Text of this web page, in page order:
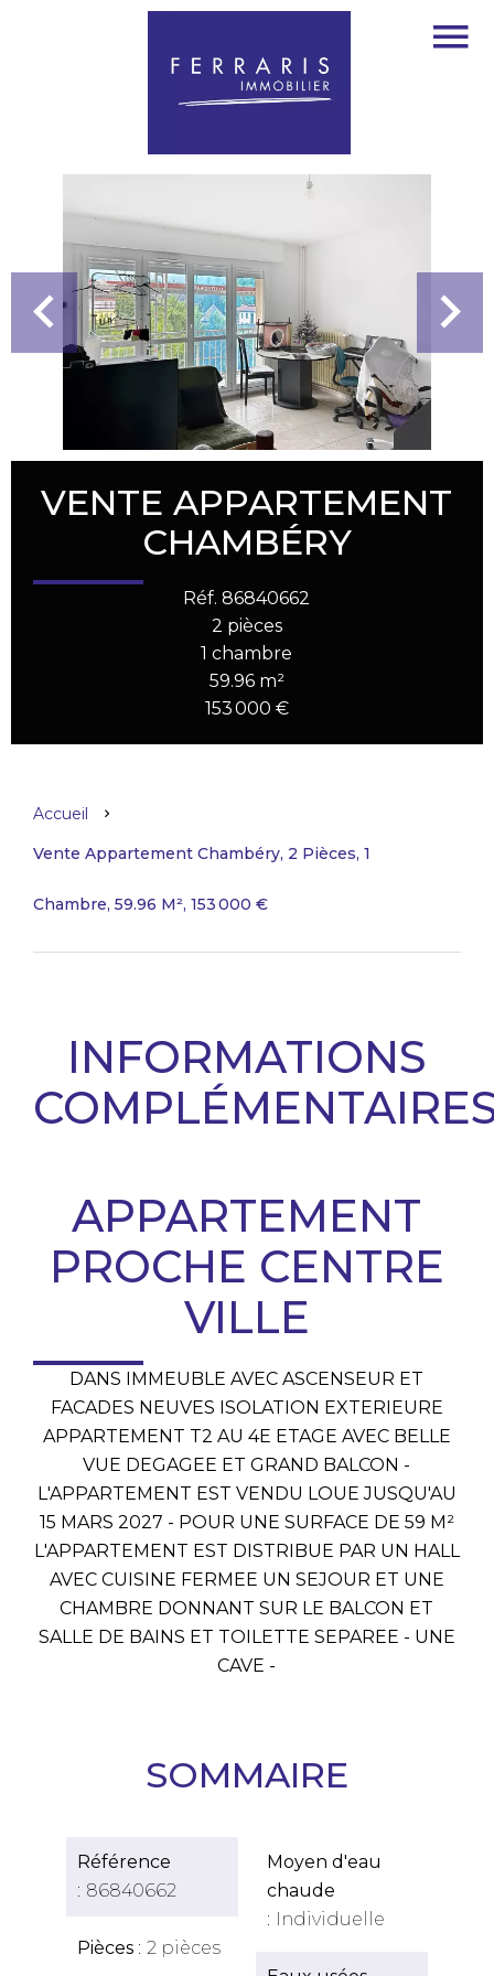
VENTE APPARTEMENT
CHAMBÉRY
Réf. 86840662
2 pièces
1 chambre
59.96 m²
153 000 €
Accueil
Vente Appartement Chambéry, 2 Pièces, 1
Chambre, 59.96 M², 153 000 €
INFORMATIONS
APPARTEMENT
PROCHE CENTRE
VILLE
DANS IMMEUBLE AVEC ASCENSEUR ET
FACADES NEUVES ISOLATION EXTERIEURE
APPARTEMENT T2 AU 4E ETAGE AVEC BELLE
VUE DEGAGEE ET GRAND BALCON -
L'APPARTEMENT EST VENDU LOUE JUSQU'AU
15 MARS 2027 - POUR UNE SURFACE DE 59 M²
L'APPARTEMENT EST DISTRIBUE PAR UN HALL
AVEC CUISINE FERMEE UN SEJOUR ET UNE
CHAMBRE DONNANT SUR LE BALCON ET
SALLE DE BAINS ET TOILETTE SEPAREE - UNE
CAVE -
SOMMAIRE
Référence
86840662
Pièces 2 pièces
Moyen d'eau
chaude
Individuelle